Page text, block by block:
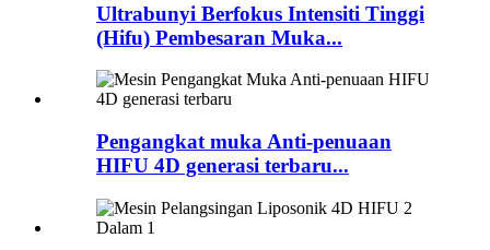
Ultrabunyi Berfokus Intensiti Tinggi
(Hifu) Pembesaran Muka...
Pengangkat muka Anti-penuaan
HIFU 4D generasi terbaru...